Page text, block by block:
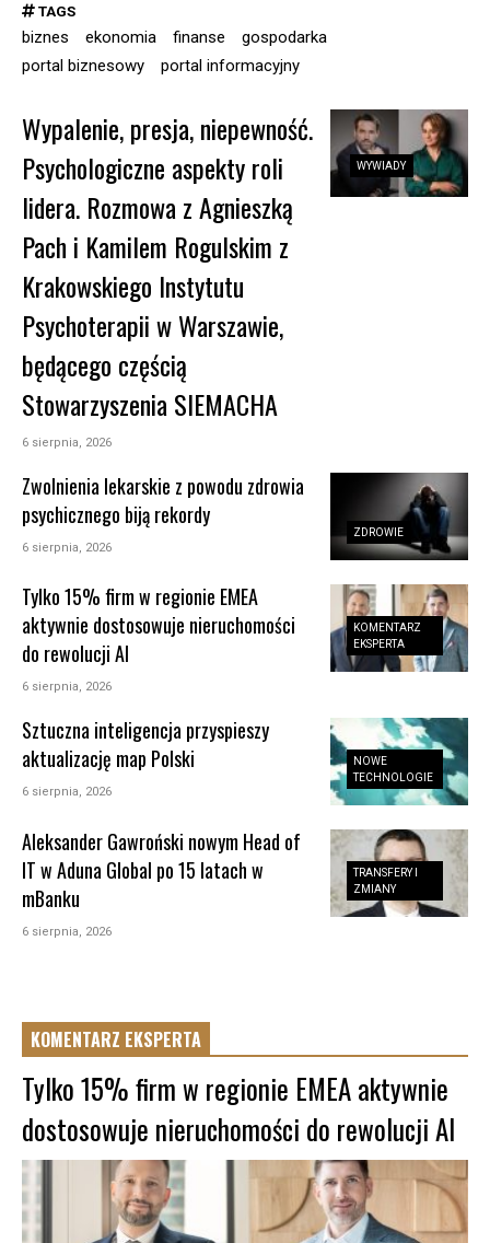
TAGS
biznes ekonomia finanse
gospodarka
portal biznesowy
portal informacyjny
WYWIADY
Wypalenie, presja, niepewność.
Psychologiczne aspekty roli
lidera. Rozmowa z Agnieszką
Pach i Kamilem Rogulskim z
Krakowskiego Instytutu
Psychoterapii w Warszawie,
będącego częścią
Stowarzyszenia SIEMACHA
6 sierpnia, 2026
ZDROWIE
Zwolnienia lekarskie z powodu zdrowia
psychicznego biją rekordy
6 sierpnia, 2026
KOMENTARZ
EKSPERTA
Tylko 15% firm w regionie EMEA
aktywnie dostosowuje nieruchomości
do rewolucji AI
6 sierpnia, 2026
NOWE
TECHNOLOGIE
Sztuczna inteligencja przyspieszy
aktualizację map Polski
6 sierpnia, 2026
TRANSFERY I
ZMIANY
Aleksander Gawroński nowym Head of
IT w Aduna Global po 15 latach w
mBanku
6 sierpnia, 2026
KOMENTARZ EKSPERTA
Tylko 15% firm w regionie EMEA aktywnie
dostosowuje nieruchomości do rewolucji AI